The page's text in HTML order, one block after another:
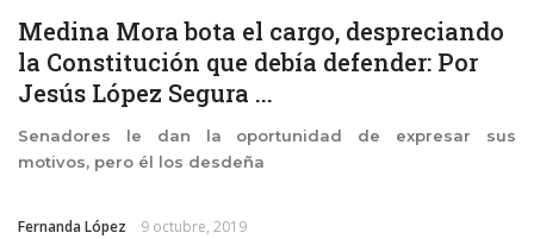
Medina Mora bota el cargo, despreciando
la Constitución que debía defender: Por
Jesús López Segura ...
Senadores le dan la oportunidad de expresar sus
motivos, pero él los desdeña
Fernanda López 9 octubre, 2019